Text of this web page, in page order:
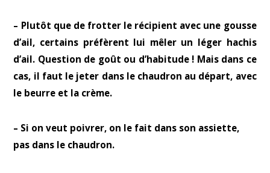
– Plutôt que de frotter le récipient avec une gousse
d’ail, certains préfèrent lui mêler un léger hachis
d’ail. Question de goût ou d’habitude ! Mais dans ce
cas, il faut le jeter dans le chaudron au départ, avec
le beurre et la crème.
– Si on veut poivrer, on le fait dans son assiette,
pas dans le chaudron.